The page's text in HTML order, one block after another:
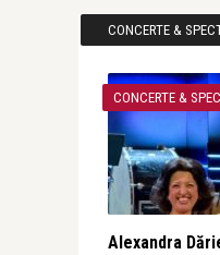
CONCERTE &
CONCERTE &
Alexandra